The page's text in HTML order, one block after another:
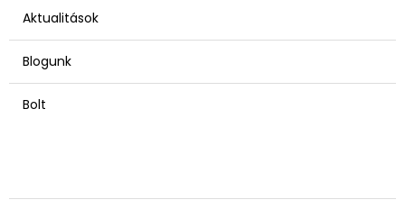
Aktualitások
Blogunk
Bolt